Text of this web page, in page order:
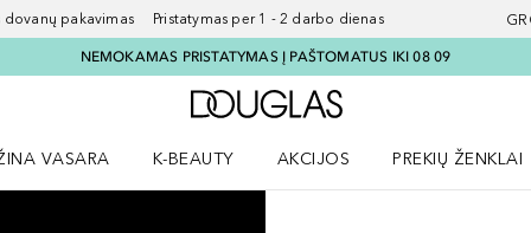
pakavimas Pristatymas per 1 - 2 darbo dienas
NEMOKAMAS PRISTATYMAS Į PAŠTOMATUS IKI 08 09
Į Douglas pagrindinį
VASARA
K-BEAUTY
AKCIJOS
PREKIŲ ŽENKLAI